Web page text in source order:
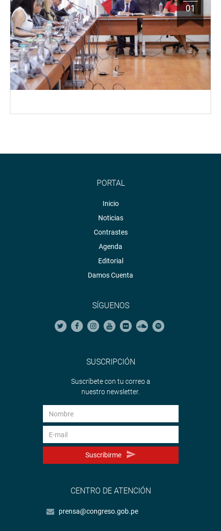
01
PORTAL
Inicio
Noticias
Contrastes
Agenda
Editorial
Damos Cuenta
SÍGUENOS
SUSCRIPCIÓN
Suscríbete con tu correo a
nuestro newsletter.
Suscribirme
CENTRO DE ATENCIÓN
prensa@congreso.gob.pe